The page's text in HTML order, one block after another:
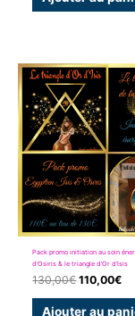
Pack promo initiation au soin
d’Osiris & le triangle d’Or d’Isis
130,00€
Le
prix
initial
était :
130,00€.
110,00€
Le
Ajouter au